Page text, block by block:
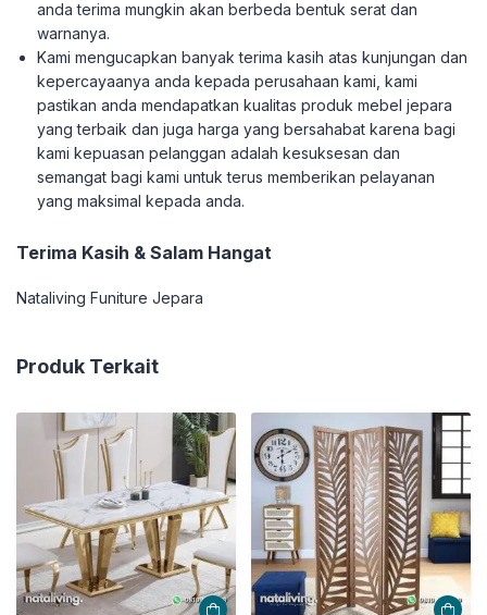
anda terima mungkin akan berbeda bentuk serat dan
warnanya.
Kami mengucapkan banyak terima kasih atas kunjungan dan
kepercayaanya anda kepada perusahaan kami, kami
pastikan anda mendapatkan kualitas produk mebel jepara
yang terbaik dan juga harga yang bersahabat karena bagi
kami kepuasan pelanggan adalah kesuksesan dan
semangat bagi kami untuk terus memberikan pelayanan
yang maksimal kepada anda.
Terima Kasih & Salam Hangat
Nataliving Funiture Jepara
Produk Terkait